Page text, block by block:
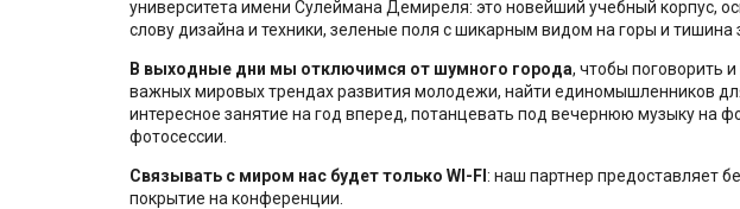
университета имени Сулеймана Демиреля: это новейший учебный корпус,
слову дизайна и техники, зеленые поля с шикарным видом на горы и тишина
В выходные дни мы отключимся от шумного города, чтобы поговорить
важных мировых трендах развития молодежи, найти единомышленников
интересное занятие на год вперед, потанцевать под вечернюю музыку на
фотосессии.
Связывать с миром нас будет только WI-FI : наш партнер предоставляет
покрытие на конференции.